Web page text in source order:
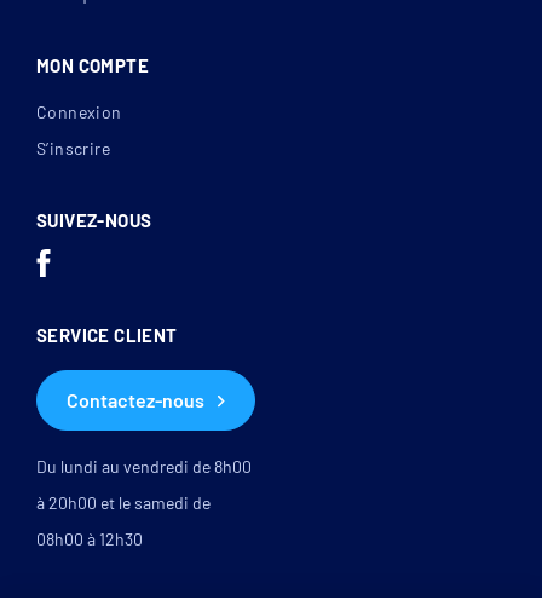
MON COMPTE
Connexion
S’inscrire
SUIVEZ-NOUS
SERVICE CLIENT
Contactez-nous
Du lundi au vendredi de 8h00
à 20h00 et le samedi de
08h00 à 12h30